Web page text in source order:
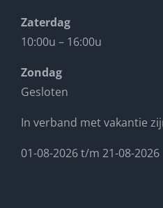
Zaterdag
10:00u – 16:00u
Zondag
Gesloten
In verband met vakantie
01-08-2026 t/m 21-08-2026